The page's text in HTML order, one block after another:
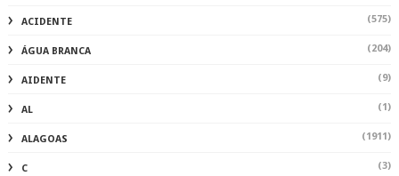
ACIDENTE (575)
ÁGUA BRANCA (204)
AIDENTE (9)
AL (1)
ALAGOAS (1911)
C (3)